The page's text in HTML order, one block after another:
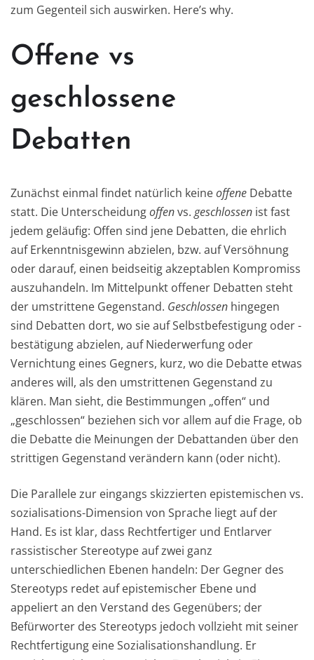
zum Gegenteil sich auswirken. Here’s why.
Offene vs
geschlossene
Debatten
Zunächst einmal findet natürlich keineoffene Debatte
statt. Die Unterscheidungoffenvs. geschlossen ist fast
jedem geläufig: Offen sind jene Debatten, die ehrlich
auf Erkenntnisgewinn abzielen, bzw. auf Versöhnung
oder darauf, einen beidseitig akzeptablen Kompromiss
auszuhandeln. Im Mittelpunkt offener Debatten steht
der umstrittene Gegenstand. Geschlossen hingegen
sind Debatten dort, wo sie auf Selbstbefestigung oder -
bestätigung abzielen, auf Niederwerfung oder
Vernichtung eines Gegners, kurz, wo die Debatte etwas
anderes will, als den umstrittenen Gegenstand zu
klären. Man sieht, die Bestimmungen „offen“ und
„geschlossen“ beziehen sich vor allem auf die Frage, ob
die Debatte die Meinungen der Debattanden über den
strittigen Gegenstand verändern kann (oder nicht).
Die Parallele zur eingangs skizzierten epistemischen vs.
sozialisations-Dimension von Sprache liegt auf der
Hand. Es ist klar, dass Rechtfertiger und Entlarver
rassistischer Stereotype auf zwei ganz
unterschiedlichen Ebenen handeln: Der Gegner des
Stereotyps redet auf epistemischer Ebene und
appeliert an den Verstand des Gegenübers; der
Befürworter des Stereotyps jedoch vollzieht mit seiner
Rechtfertigung eine Sozialisationshandlung. Er